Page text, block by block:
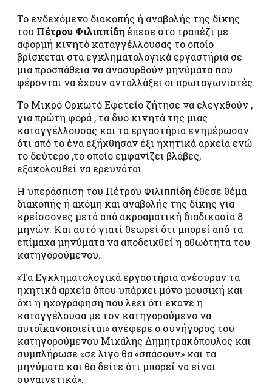
Το ενδεχόμενο διακοπής ή αναβολής της δίκης
του Πέτρου Φιλιππίδη έπεσε στο τραπέζι με
αφορμή κινητό καταγγέλλουσας το οποίο
βρίσκεται στα εγκληματολογικά εργαστήρια σε
μια προσπάθεια να ανασυρθούν μηνύματα που
φέρονται να έχουν ανταλλάξει οι πρωταγωνιστές.
Το Μικρό Ορκωτό Εφετείο ζήτησε να ελεγχθούν ,
για πρώτη φορά , τα δυο κινητά της μιας
καταγγέλλουσας και τα εργαστήρια ενημέρωσαν
ότι από το ένα εξήχθησαν έξι ηχητικά αρχεία ενώ
το δεύτερο ,το οποίο εμφανίζει βλάβες,
εξακολουθεί να ερευνάται.
Η υπεράσπιση του Πέτρου Φιλιππίδη έθεσε θέμα
διακοπής ή ακόμη και αναβολής της δίκης για
κρείσσονες μετά από ακροαματική διαδικασία 8
μηνών. Και αυτό γιατί θεωρεί ότι μπορεί από τα
επίμαχα μηνύματα να αποδειχθεί η αθωότητα του
κατηγορούμενου.
«Τα Εγκληματολογικά εργαστήρια ανέσυραν τα
ηχητικά αρχεία όπου υπάρχει μόνο μουσική και
όχι η ηχογράφηση που λέει ότι έκανε η
καταγγέλουσα με τον κατηγορούμενο να
αυτοϊκανοποιείται» ανέφερε ο συνήγορος του
κατηγορούμενου Μιχάλης Δημητρακόπουλος και
συμπλήρωσε «σε λίγο θα «σπάσουν» και τα
μηνύματα και θα δείτε ότι μπορεί να είναι
συναινετικά».